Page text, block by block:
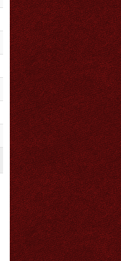
$ 4,100
$ 5,080
$ 5,680
$ 6,200
$ 6,550
$ 6,700